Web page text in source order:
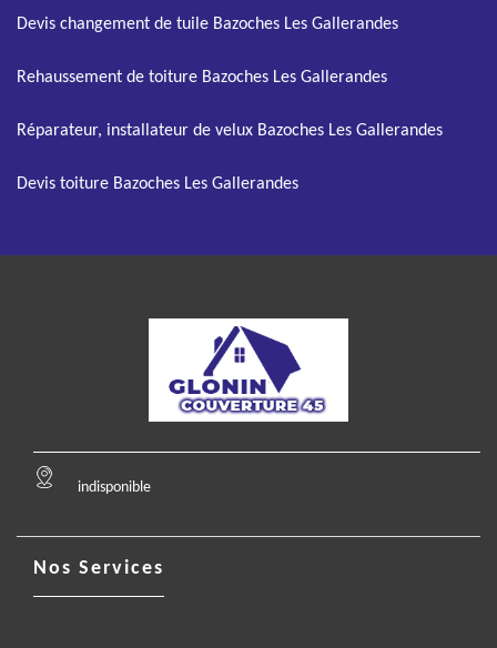
Devis changement de tuile Bazoches Les Gallerandes
Rehaussement de toiture Bazoches Les Gallerandes
Réparateur, installateur de velux Bazoches Les Gallerandes
Devis toiture Bazoches Les Gallerandes
indisponible
Nos Services